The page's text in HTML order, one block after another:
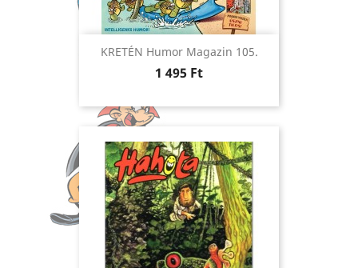
KRETÉN Humor Magazin 105.
Ár
1 495 Ft